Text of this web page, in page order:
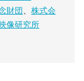
財団
株式会
像研究所